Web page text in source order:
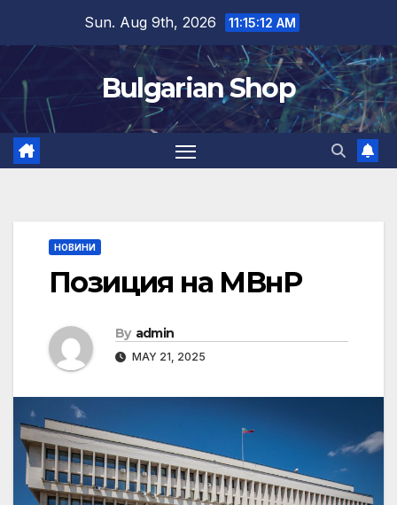
content
Sun. Aug 9th, 2026 11:15:12 AM
Bulgarian Shop
НОВИНИ
Позиция на МВнР
By admin
MAY 21, 2025